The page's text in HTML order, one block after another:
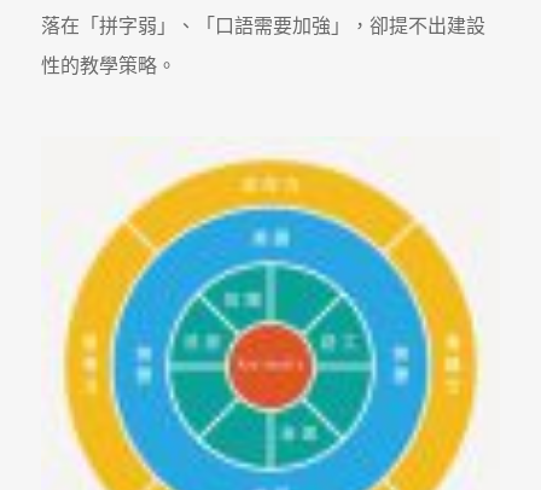
落在「拼字弱」、「口語需要加強」，卻提不出建設
性的教學策略。